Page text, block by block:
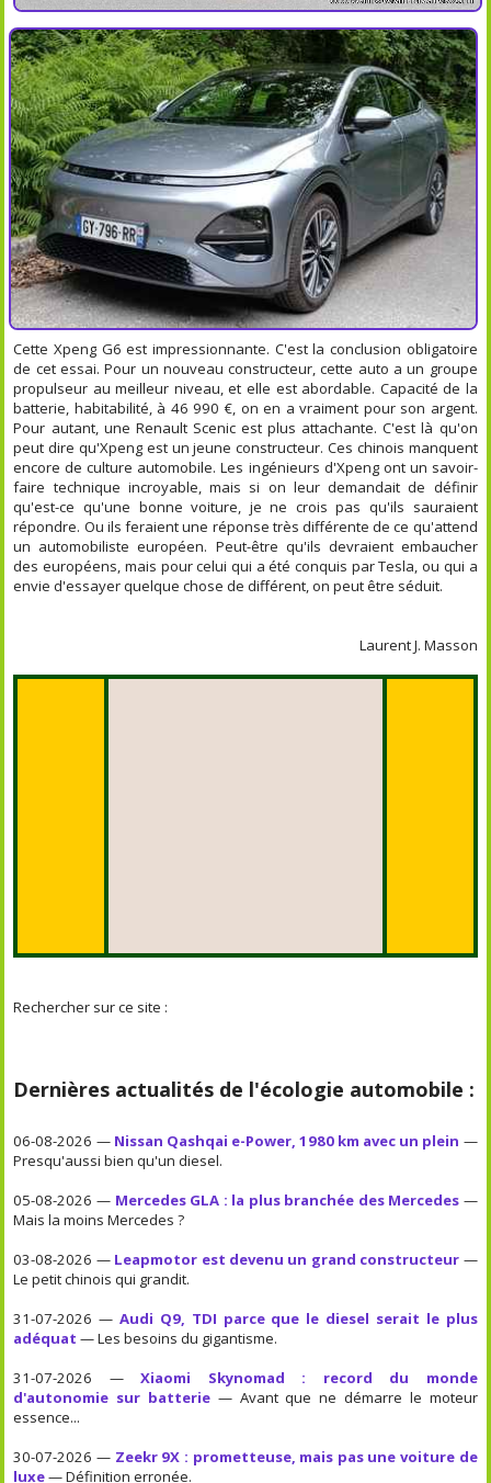
Cette Xpeng G6 est impressionnante. C'est la conclusion obligatoire
de cet essai. Pour un nouveau constructeur, cette auto a un groupe
propulseur au meilleur niveau, et elle est abordable. Capacité de la
batterie, habitabilité, à 46 990 €, on en a vraiment pour son argent.
Pour autant, une Renault Scenic est plus attachante. C'est là qu'on
peut dire qu'Xpeng est un jeune constructeur. Ces chinois manquent
encore de culture automobile. Les ingénieurs d'Xpeng ont un savoir-
faire technique incroyable, mais si on leur demandait de définir
qu'est-ce qu'une bonne voiture, je ne crois pas qu'ils sauraient
répondre. Ou ils feraient une réponse très différente de ce qu'attend
un automobiliste européen. Peut-être qu'ils devraient embaucher
des européens, mais pour celui qui a été conquis par Tesla, ou qui a
envie d'essayer quelque chose de différent, on peut être séduit.
Laurent J. Masson
Rechercher sur ce site :
Dernières actualités de l'écologie automobile :
06-08-2026 — Nissan Qashqai e-Power, 1980 km avec un plein —
Presqu'aussi bien qu'un diesel.
05-08-2026 — Mercedes GLA : la plus branchée des Mercedes —
Mais la moins Mercedes ?
03-08-2026 — Leapmotor est devenu un grand constructeur —
Le petit chinois qui grandit.
31-07-2026 —Audi Q9, TDI parce que le diesel serait le plus
adéquat — Les besoins du gigantisme.
31-07-2026 —Xiaomi Skynomad : record du monde
d'autonomie sur batterie — Avant que ne démarre le moteur
essence...
30-07-2026 — Zeekr 9X : prometteuse, mais pas une voiture de
luxe— Définition erronée.